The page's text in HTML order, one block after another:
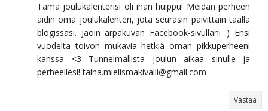
Tämä joulukalenterisi oli ihan huippu! Meidän perheen
äidin oma joulukalenteri, jota seurasin päivittäin täällä
blogissasi. Jaoin arpakuvan Facebook-sivullani :) Ensi
vuodelta toivon mukavia hetkiä oman pikkuperheeni
kanssa <3 Tunnelmallista joulun aikaa sinulle ja
perheellesi! taina.mielismakivalli@gmail.com
Vastaa